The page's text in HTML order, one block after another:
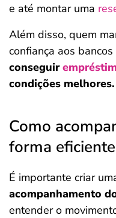
e até montar uma
Além disso, quem
confiança aos
conseguir
condições melhores.
Como
forma eficiente
É importante criar
acompanhamento
entender o